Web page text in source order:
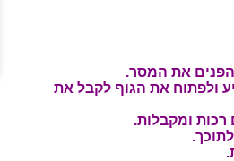
את המסר.
ולפתוח את הגוף לקבל את
רכות ומקבלות.